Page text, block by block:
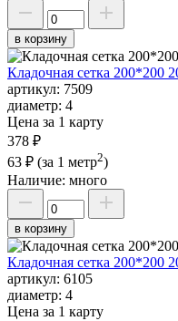
в корзину
Кладочная сетка 200*200
артикул: 7509
диаметр: 4
Цена за 1 карту
378 ₽
63 ₽ (за 1 метр2)
Наличие: много
в корзину
Кладочная сетка 200*200
артикул: 6105
диаметр: 4
Цена за 1 карту